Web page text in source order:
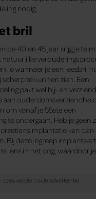
nodig.
bril
de 40 en 45 jaar krijg je te
natuurlijke
je wanneer je een leesbril
te kunnen zien. Een
pakt wel bij- en
aan
om vanaf je 55ste een
te ondergaan. Heb je geen
kan dan
Bij deze ingreep
lens in het oog, waardoor